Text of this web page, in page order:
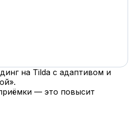
на Tilda с адаптивом и
— это повысит